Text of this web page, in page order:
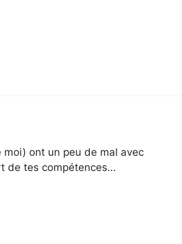
moi) ont un peu de mal avec
de tes compétences…